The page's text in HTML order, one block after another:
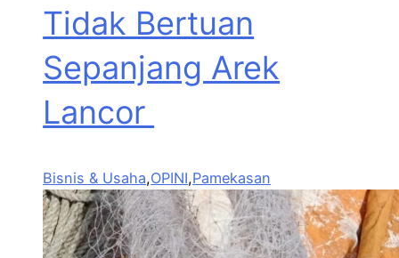
Tidak Bertuan
Sepanjang Arek
Lancor
Bisnis & Usaha,OPINI,Pamekasan